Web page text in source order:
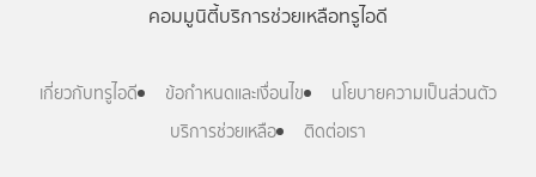
คอมมูนิตี้บริการช่วยเหลือทรูไอดี
เกี่ยวกับทรูไอดี ข้อกำหนดและเงื่อนไข
นโยบายความเป็นส่วนตัว
บริการช่วยเหลือ
ติดต่อเรา